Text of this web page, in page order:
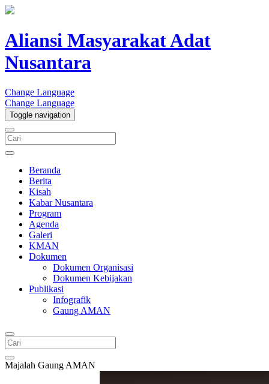
Aliansi Masyarakat Adat
Nusantara
Change Language
Change Language
Toggle navigation
Beranda
Berita
Kisah
Kabar Nusantara
Program
Agenda
Galeri
KMAN
Dokumen
Dokumen Organisasi
Dokumen Kebijakan
Publikasi
Infografik
Gaung AMAN
Majalah Gaung AMAN